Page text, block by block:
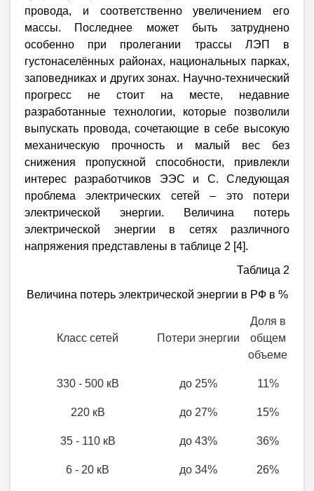
провода, и соответственно увеличением его
массы. Последнее может быть затруднено
особенно при пролегании трассы ЛЭП в
густонаселённых районах, национальных парках,
заповедниках и других зонах. Научно-технический
прогресс не стоит на месте, недавние
разработанные технологии, которые позволили
выпускать провода, сочетающие в себе высокую
механическую прочность и малый вес без
снижения пропускной способности, привлекли
интерес разработчиков ЭЭС и С. Следующая
проблема электрических сетей – это потери
электрической энергии. Величина потерь
электрической энергии в сетях различного
напряжения представлены в таблице 2 [4].
Таблица 2
Величина потерь электрической энергии в РФ в %
Класс сетей Потери энергии
Доля в
общем
объеме
330 - 500 кВ до 25% 11%
220 кВ до 27% 15%
35 - 110 кВ до 43% 36%
6 - 20 кВ до 34% 26%